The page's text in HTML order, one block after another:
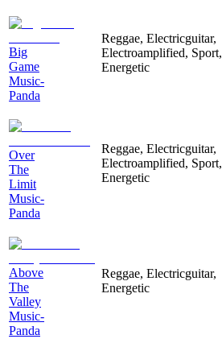
Big
Game
Music-
Panda
Reggae, Electricguitar,
Electroamplified, Sport,
Energetic
Over
The
Limit
Music-
Panda
Reggae, Electricguitar,
Electroamplified, Sport,
Energetic
Above
The
Valley
Music-
Panda
Reggae, Electricguitar,
Energetic